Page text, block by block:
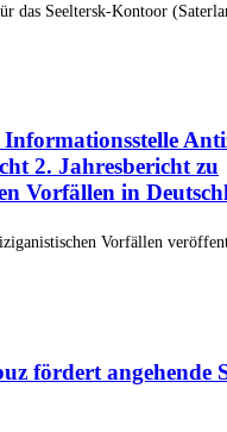
das Seeltersk-Kontoor
2. Jahresbericht zu
Vorfällen in
Vorfällen
fördert angehende